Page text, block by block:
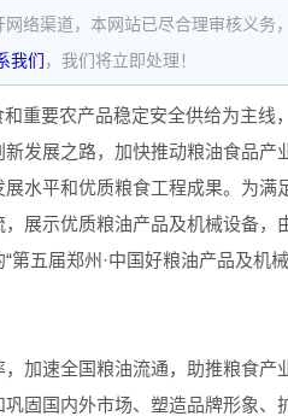
络渠道，本网站已尽合理审核义务
我们 ，我们将立即处理！
重要农产品稳定安全供给为主
发展之路，加快推动粮油食品
水平和优质粮食工程成果。为
展示优质粮油产品及机械设备
五届郑州·中国好粮油产品及机
加速全国粮油流通，助推粮食
固国内外市场、塑造品牌形象